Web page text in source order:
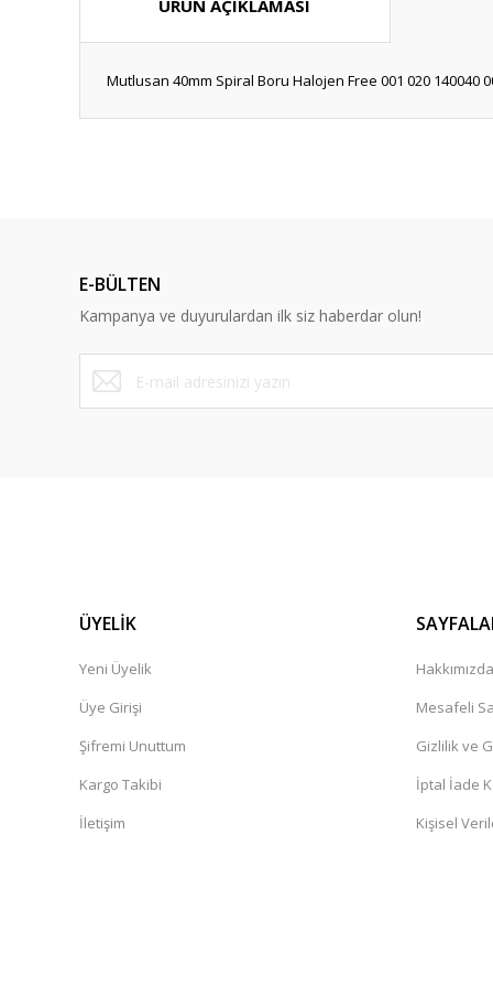
ÜRÜN AÇIKLAMASI
Mutlusan 40mm Spiral Boru Halojen Free 001 020 140040
Ürün bilgilerinde hatalar bulunuyor.
Ürün fiyatı diğer sitelerden daha pahalı.
Bu ürüne benzer farklı alternatifler olmalı.
E-BÜLTEN
Kampanya ve duyurulardan ilk siz haberdar olun!
ÜYELİK
Yeni Üyelik
Üye Girişi
Şifremi Unuttum
Kargo Takibi
İletişim
Hakkımızda
Mesafeli
Gizlilik ve
İptal İade
Kişisel